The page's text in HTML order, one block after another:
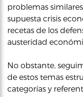
problemas
supuesta crisis
recetas de los
austeridad
No obstante,
de estos temas
categorías y